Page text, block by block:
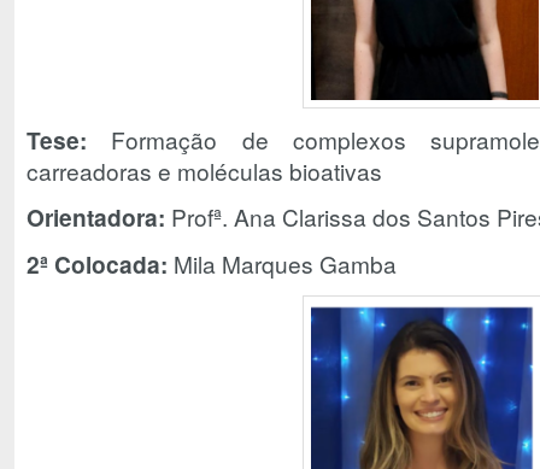
Tese: Formação de complexos
carreadoras e moléculas bioativas
Orientadora: Profª. Ana Clarissa dos Santos
2ª Colocada: Mila Marques Gamba